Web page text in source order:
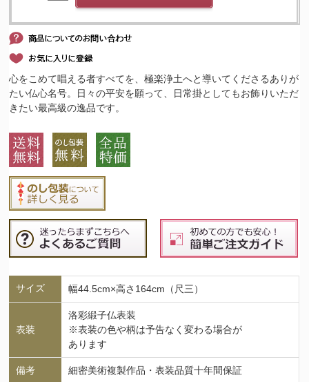
心をこめて唱える者すべてを、極楽浄土へと導いてくださるありが
たい仏心名号。日々の平安を願って、日常掛としてもお飾りいただ
きたい最高級の逸品です。
サイズ 幅44.5cm×高さ164cm（尺三）
表装
洛彩緞子仏表装
※表装の色や柄は予告なく変わる場合が
あります
備考 細密美術複製作品・表装品質十年間保証